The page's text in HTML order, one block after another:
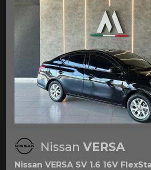
Nissan VERSA
Nissan VERSA SV 1.6 16V